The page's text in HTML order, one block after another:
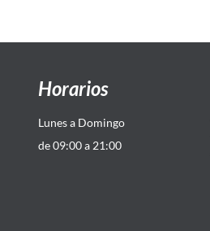
Horarios
Lunes a Domingo
de 09:00 a 21:00